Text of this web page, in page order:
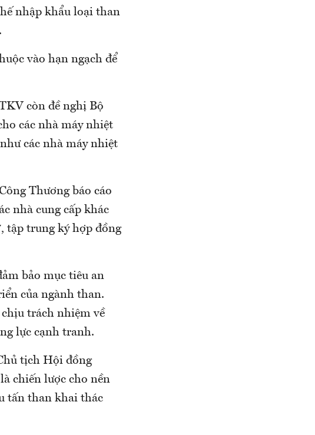
nhập khẩu loại than
vào hạn ngạch để
còn đề nghị Bộ
các nhà máy nhiệt
các nhà máy nhiệt
Thương báo cáo
nhà cung cấp khác
tập trung ký hợp đồng
bảo mục tiêu an
của ngành than.
trách nhiệm về
lực cạnh tranh.
tịch Hội đồng
chiến lược cho nền
tấn than khai thác